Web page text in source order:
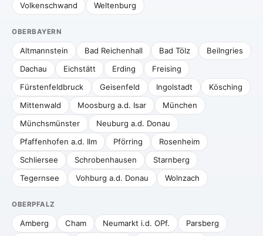
Volkenschwand
Weltenburg
OBERBAYERN
Altmannstein Bad Reichenhall Bad Tölz
Beilngries
Dachau
Eichstätt Erding
Freising
Fürstenfeldbruck
Geisenfeld Ingolstadt
Kösching
Mittenwald
Moosburg a.d. Isar
München
Münchsmünster
Neuburg a.d. Donau
Pfaffenhofen a.d. Ilm
Pförring
Rosenheim
Schliersee
Schrobenhausen
Starnberg
Tegernsee
Vohburg a.d. Donau Wolnzach
OBERPFALZ
Amberg Cham Neumarkt i.d. OPf.
Parsberg